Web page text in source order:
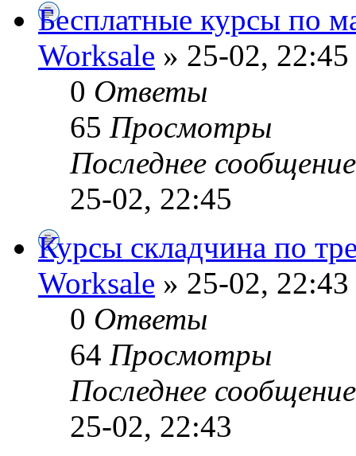
Бесплатные курсы по
Worksale » 25-02, 22:45
0 Ответы
65 Просмотры
Последнее
25-02, 22:45
Курсы складчина по
Worksale » 25-02, 22:43
0 Ответы
64 Просмотры
Последнее
25-02, 22:43